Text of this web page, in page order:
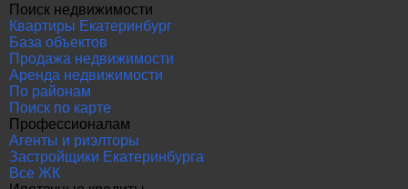
Поиск недвижимости
Квартиры Екатеринбург
База объектов
Продажа недвижимости
Аренда недвижимости
По районам
Поиск по карте
Профессионалам
Агенты и риэлторы
Застройщики Екатеринбурга
Все ЖК